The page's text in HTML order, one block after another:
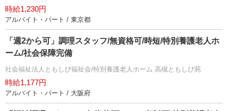
時給1,230円
アルバイト・パート / 東京都
「週2から可」調理スタッフ/無資格可/時短/特別養護老人ホ
ーム/社会保障完備
社会福祉法人ともしび福祉会/特別養護老人ホーム 高槻ともしび苑
時給1,177円
アルバイト・パート / 大阪府